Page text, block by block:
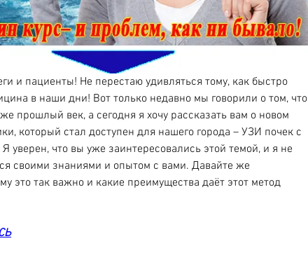
и пациенты! Не перестаю удивляться тому, как быстро
в наши дни! Вот только недавно мы говорили о том, что
прошлый век, а сегодня я хочу рассказать вам о новом
который стал доступен для нашего города – УЗИ почек с
уверен, что вы уже заинтересовались этой темой, и я не
своими знаниями и опытом с вами. Давайте же
это так важно и какие преимущества даёт этот метод